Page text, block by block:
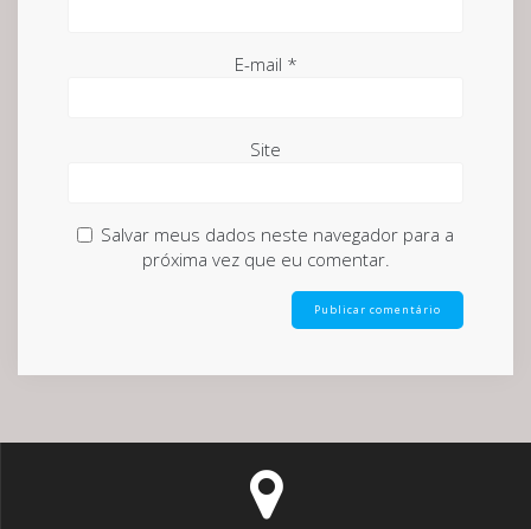
E-mail *
Site
Salvar meus dados neste navegador para a
próxima vez que eu comentar.